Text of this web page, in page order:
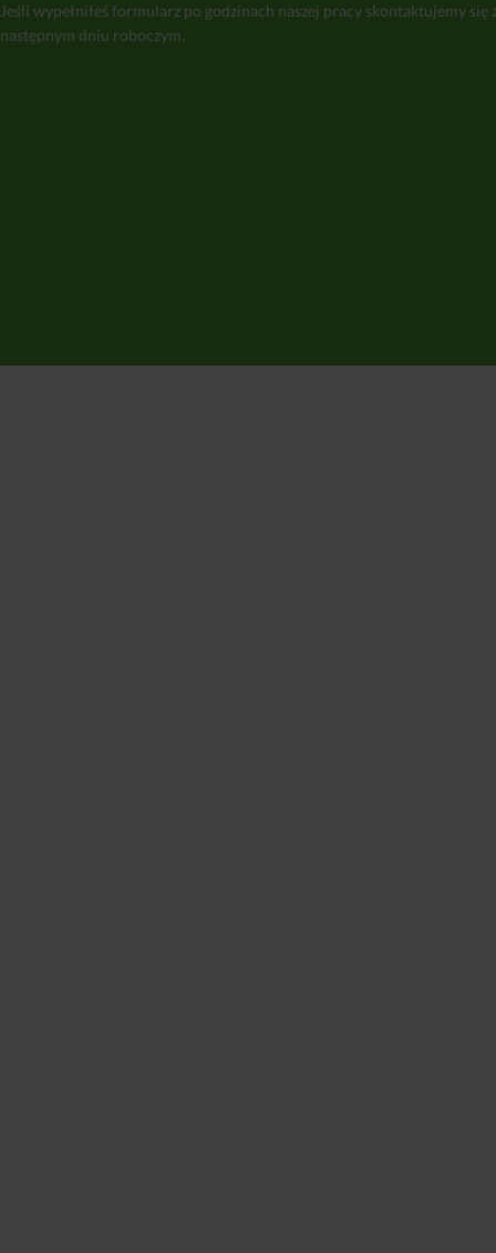
Jeśli wypełniłeś formularz po godzinach naszej pracy skontaktujemy się
następnym dniu roboczym.